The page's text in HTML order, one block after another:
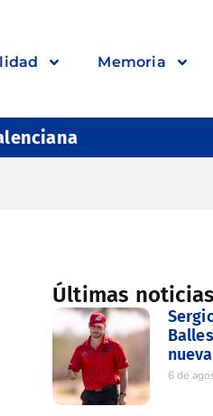
Memoria
Últimas noticias
6 de